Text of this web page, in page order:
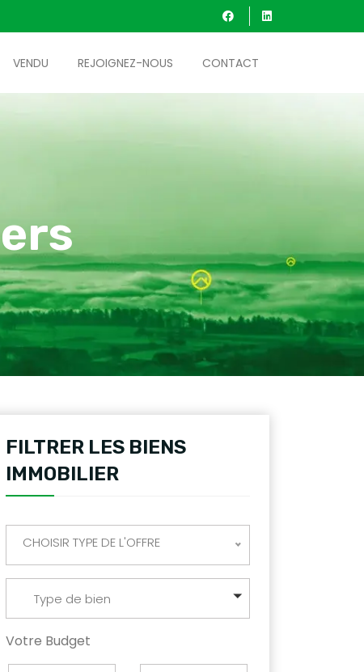
VENDU REJOIGNEZ-NOUS CONTACT
FILTRER LES BIENS
IMMOBILIER
CHOISIR TYPE DE L'OFFRE
Type de bien
Votre Budget